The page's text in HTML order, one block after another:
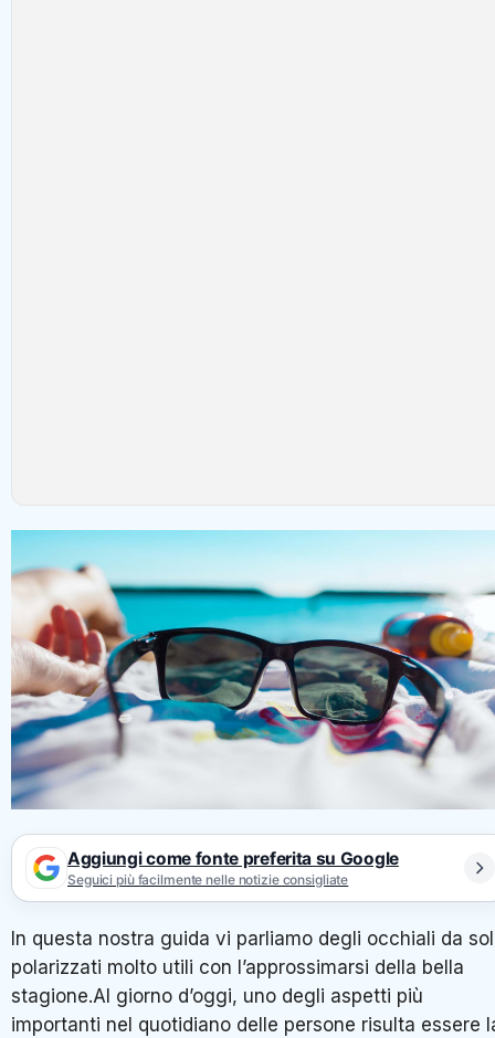
Aggiungi come fonte preferita su Google
Seguici più facilmente nelle notizie consigliate
In questa nostra guida vi parliamo degli occhiali da
polarizzati molto utili con l’approssimarsi della bella
stagione.Al giorno d’oggi, uno degli aspetti più
importanti nel quotidiano delle persone risulta essere